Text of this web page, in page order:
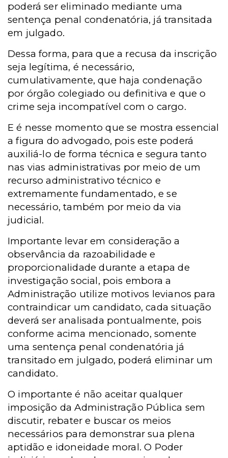
poderá ser eliminado mediante uma
sentença penal condenatória, já transitada
em julgado.
Dessa forma, para que a recusa da inscrição
seja legítima, é necessário,
cumulativamente, que haja condenação
por órgão colegiado ou definitiva e que o
crime seja incompatível com o cargo.
E é nesse momento que se mostra essencial
a figura do advogado, pois este poderá
auxiliá-lo de forma técnica e segura tanto
nas vias administrativas por meio de um
recurso administrativo técnico e
extremamente fundamentado, e se
necessário, também por meio da via
judicial.
Importante levar em consideração a
observância da razoabilidade e
proporcionalidade durante a etapa de
investigação social, pois embora a
Administração utilize motivos levianos para
contraindicar um candidato, cada situação
deverá ser analisada pontualmente, pois
conforme acima mencionado, somente
uma sentença penal condenatória já
transitado em julgado, poderá eliminar um
candidato.
O importante é não aceitar qualquer
imposição da Administração Pública sem
discutir, rebater e buscar os meios
necessários para demonstrar sua plena
aptidão e idoneidade moral. O Poder